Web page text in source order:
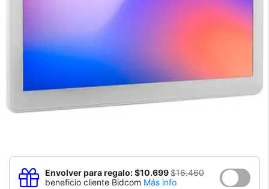
Envolver para regalo: $10.699$16.460
beneficio cliente Bidcom Más info